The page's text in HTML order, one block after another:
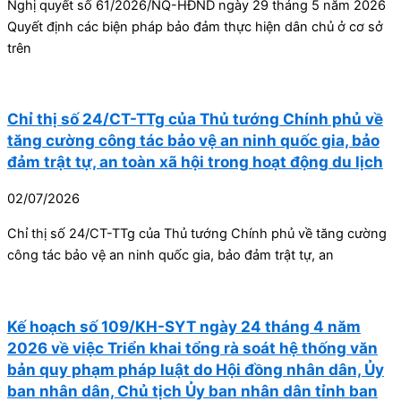
Nghị quyết số 61/2026/NQ-HĐND ngày 29 tháng 5 năm 2026
Quyết định các biện pháp bảo đảm thực hiện dân chủ ở cơ sở
trên
Chỉ thị số 24/CT-TTg của Thủ tướng Chính phủ về
tăng cường công tác bảo vệ an ninh quốc gia, bảo
đảm trật tự, an toàn xã hội trong hoạt động du lịch
02/07/2026
Chỉ thị số 24/CT-TTg của Thủ tướng Chính phủ về tăng cường
công tác bảo vệ an ninh quốc gia, bảo đảm trật tự, an
Kế hoạch số 109/KH-SYT ngày 24 tháng 4 năm
2026 về việc Triển khai tổng rà soát hệ thống văn
bản quy phạm pháp luật do Hội đồng nhân dân, Ủy
ban nhân dân, Chủ tịch Ủy ban nhân dân tỉnh ban